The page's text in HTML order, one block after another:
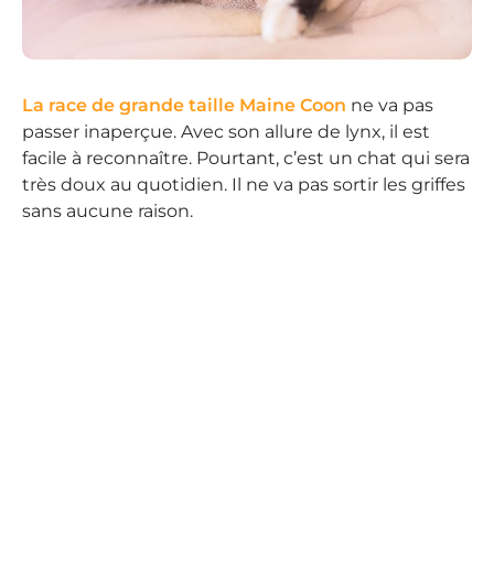
La race de grande taille Maine Coon ne va pas
passer inaperçue. Avec son allure de lynx, il est
facile à reconnaître. Pourtant, c’est un chat qui sera
très doux au quotidien. Il ne va pas sortir les griffes
sans aucune raison.